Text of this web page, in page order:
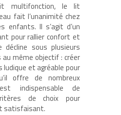
multifonction, le lit
fait l’unanimité chez
enfants. Il s’agit d’un
pour rallier confort et
décline sous plusieurs
même objectif : créer
ludique et agréable pour
offre de nombreux
indispensable de
de choix pour
satisfaisant.